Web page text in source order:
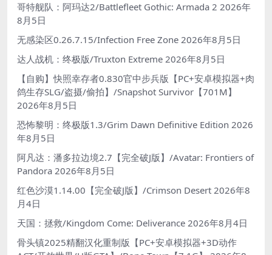
哥特舰队：阿玛达2/Battlefleet Gothic: Armada 2 2026年
8月5日
无感染区0.26.7.15/Infection Free Zone 2026年8月5日
达人战机：终极版/Truxton Extreme 2026年8月5日
【自购】快照幸存者0.830官中步兵版【PC+安卓模拟器+肉
鸽生存SLG/盗摄/偷拍】/Snapshot Survivor【701M】
2026年8月5日
恐怖黎明：终极版1.3/Grim Dawn Definitive Edition 2026
年8月5日
阿凡达：潘多拉边境2.7【完全破J版】/Avatar: Frontiers of
Pandora 2026年8月5日
红色沙漠1.14.00【完全破J版】/Crimson Desert 2026年8
月4日
天国：拯救/Kingdom Come: Deliverance 2026年8月4日
骨头镇2025精翻汉化重制版【PC+安卓模拟器+3D动作